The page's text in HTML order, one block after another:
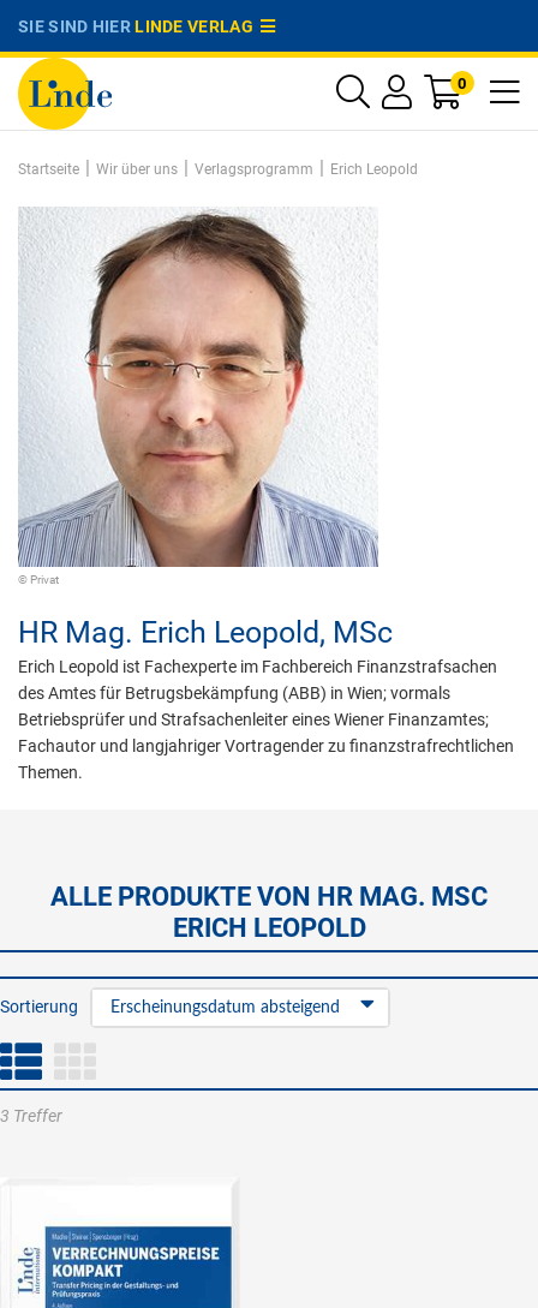
SIE SIND HIERLINDE VERLAG
0
Startseite | Wir über uns | Verlagsprogramm | Erich Leopold
© Privat
HR Mag. Erich Leopold, MSc
Erich Leopold ist Fachexperte im Fachbereich Finanzstrafsachen
des Amtes für Betrugsbekämpfung (ABB) in Wien; vormals
Betriebsprüfer und Strafsachenleiter eines Wiener Finanzamtes;
Fachautor und langjahriger Vortragender zu finanzstrafrechtlichen
Themen.
ALLE PRODUKTE VON HR MAG. MSC
ERICH LEOPOLD
Sortierung Erscheinungsdatum absteigend
3 Treffer